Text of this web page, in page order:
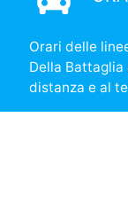
Orari delle
Della
distanza e al